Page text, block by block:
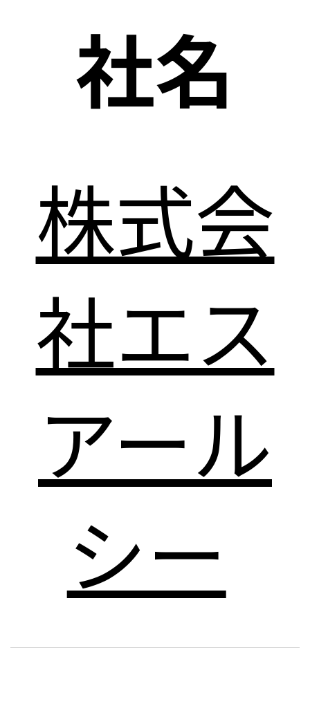
社名
株式会
社エス
アール
シー